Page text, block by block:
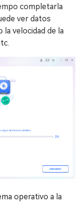
completarla
ver datos
la velocidad de la
operativo a la